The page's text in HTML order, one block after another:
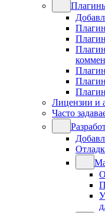
Лицензии и
Часто